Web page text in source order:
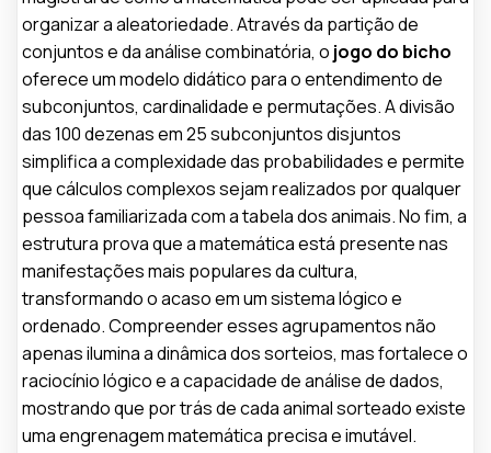
organizar a aleatoriedade. Através da partição de
conjuntos e da análise combinatória, o jogo do bicho
oferece um modelo didático para o entendimento de
subconjuntos, cardinalidade e permutações. A divisão
das 100 dezenas em 25 subconjuntos disjuntos
simplifica a complexidade das probabilidades e permite
que cálculos complexos sejam realizados por qualquer
pessoa familiarizada com a tabela dos animais. No fim, a
estrutura prova que a matemática está presente nas
manifestações mais populares da cultura,
transformando o acaso em um sistema lógico e
ordenado. Compreender esses agrupamentos não
apenas ilumina a dinâmica dos sorteios, mas fortalece o
raciocínio lógico e a capacidade de análise de dados,
mostrando que por trás de cada animal sorteado existe
uma engrenagem matemática precisa e imutável.